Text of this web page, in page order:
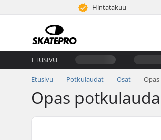
Hintatakuu
ETUSIVU
Etusivu Potkulaudat Osat
Opas